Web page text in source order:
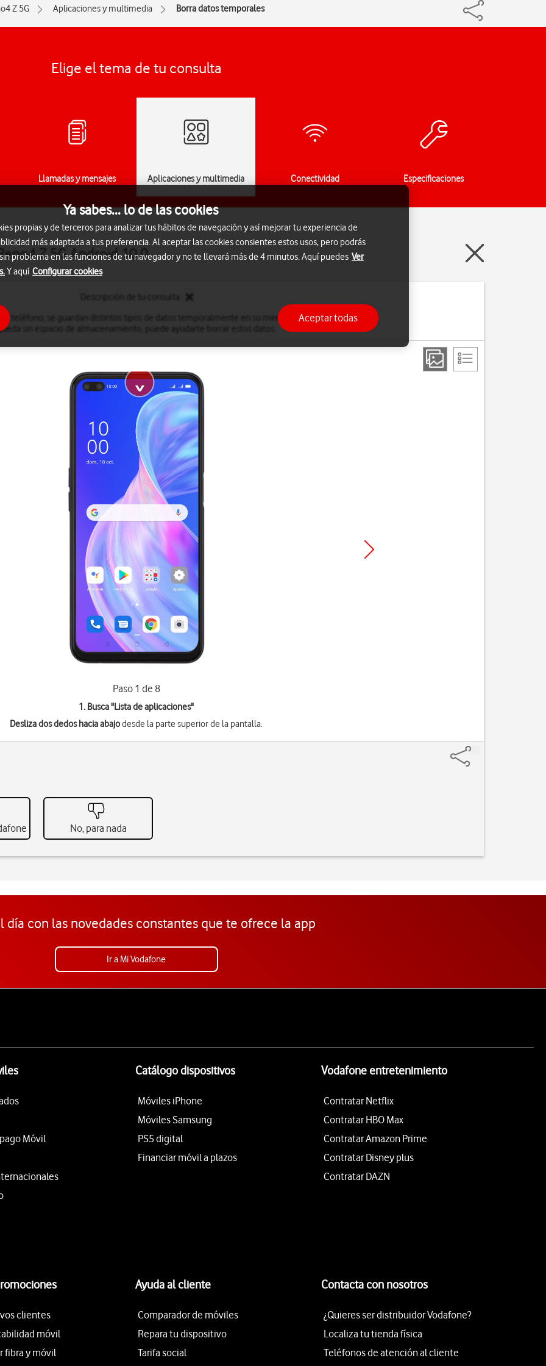
Z 5G Aplicaciones y multimedia Borra datos temporales
Elige el tema de tu consulta
Llamadas y mensajes Aplicaciones y multimedia Conectividad Especificaciones
Z 5G Android 10.0
el teléfono, se guardan distintos tipos de datos temporalmente en su memoria. Si el teléfono se
sin espacio de almacenamiento, puede ayudarte borrar estos datos.
Paso 1 de 8
1. Busca "Lista de aplicaciones"
Desliza dos dedos hacia abajodesde la parte superior de la pantalla.
No, para nada
día con las novedades constantes que te ofrece la app
Ir a Mi Vodafone
Móvil
Catálogo dispositivos
Móviles iPhone
Móviles Samsung
PS5 digital
Financiar móvil a plazos
Vodafone entretenimiento
Contratar Netflix
Contratar HBO Max
Contratar Amazon Prime
Contratar Disney plus
Contratar DAZN
clientes
móvil
fibra y móvil
Ayuda al cliente
Comparador de móviles
Repara tu dispositivo
Tarifa social
Contacta con nosotros
¿Quieres ser distribuidor Vodafone?
Localiza tu tienda física
Teléfonos de atención al cliente
Ya sabes... lo de las cookies
propias y de terceros para analizar tus hábitos de navegación y así mejorar tu experiencia de
más adaptada a tus preferencia. Al aceptar las cookies consientes estos usos, pero podrás
problema en las funciones de tu navegador y no te llevará más de 4 minutos. Aquí puedes Ver
Y aquí Configurar cookies
Aceptar todas